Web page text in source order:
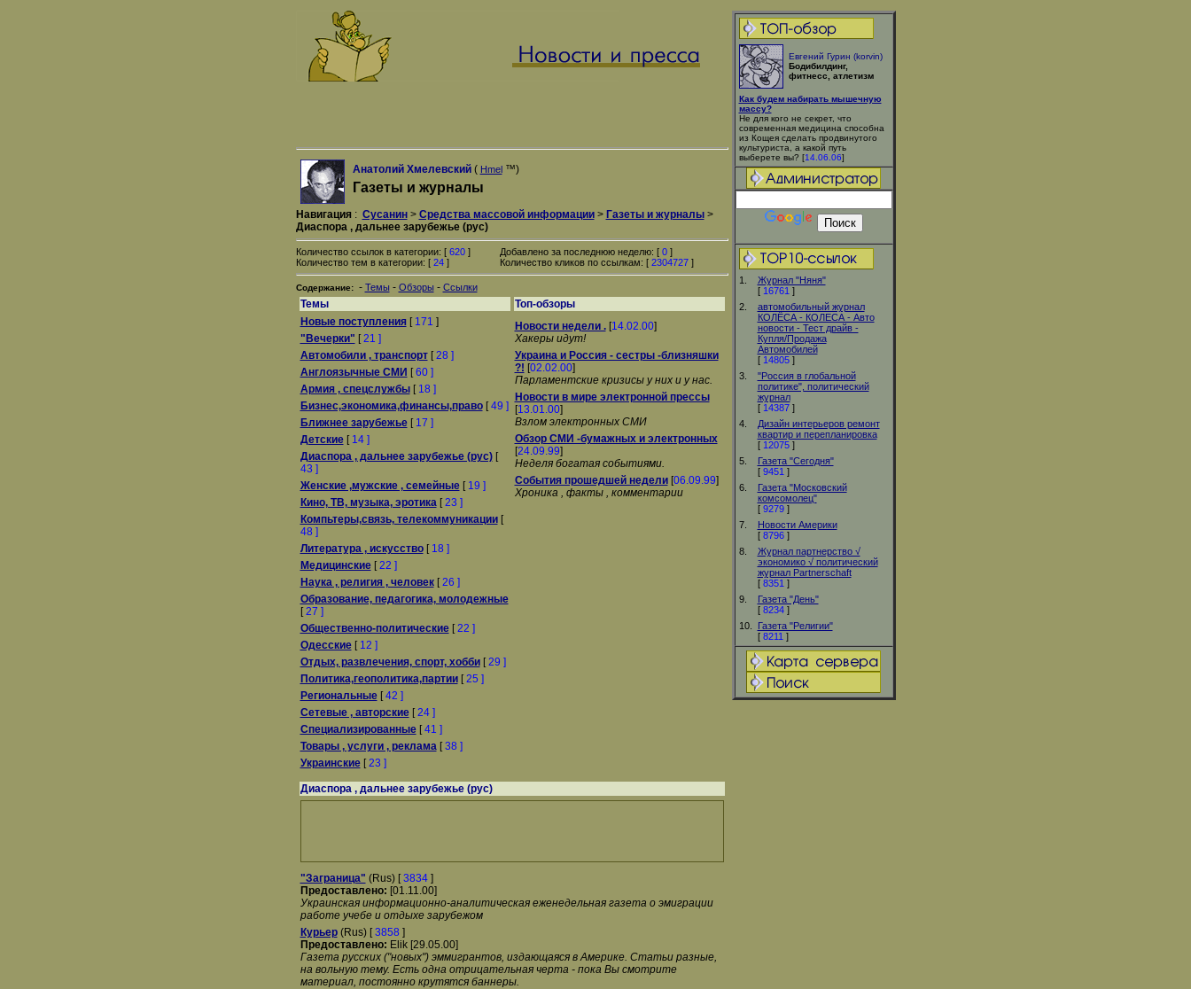
Евгений Гурин (korvin)
Бодибилдинг,
фитнесс, атлетизм
Как будем набирать мышечную
массу?
Не для кого не секрет, что
современная медицина способна
из Кощея сделать продвинутого
культуриста, а какой путь
выберете вы? [14.06.06]
1.
Журнал "Няня"
[ 16761 ]
2.
автомобильный журнал
КОЛЁСА - КОЛЕСА - Авто
новости - Тест драйв -
Купля/Продажа
Автомобилей
[ 14805]
3.
"Россия в глобальной
политике", политический
журнал
[ 14387]
4.
Дизайн интерьеров ремонт
квартир и перепланировка
[ 12075]
5.
Газета "Сегодня"
[ 9451 ]
6.
Газета "Московский
комсомолец"
[ 9279]
7.
Новости Америки
[ 8796]
8.
Журнал партнерство √
экономико √ политический
журнал Partnerschaft
[ 8351 ]
9.
Газета "День"
[ 8234]
10.
Газета "Религии"
[ 8211 ]
Анатолий Хмелевский( Hmel™)
Газеты и журналы
Навигация: Сусанин> Средства массовой информации> Газеты и журналы>
Диаспора , дальнее зарубежье (рус)
Количество ссылок в категории: [ 620]
Количество тем в категории: [ 24]
Добавлено за последнюю неделю: [ 0]
Количество кликов по ссылкам: [ 2304727]
Содержание: - Темы - Обзоры - Ссылки
Темы
Топ-обзоры
Новые поступления[ 171 ]
"Вечерки" [21 ]
Автомобили , транспорт[28 ]
Англоязычные СМИ [60 ]
Армия , спецслужбы[ 18 ]
Бизнес,экономика,финансы,право[49 ]
Ближнее зарубежье[ 17 ]
Детские[ 14 ]
Диаспора , дальнее зарубежье (рус)[
43 ]
Женские ,мужские , семейные[ 19 ]
Кино, ТВ, музыка, эротика[23 ]
Компьтеры,связь, телекоммуникации[
48 ]
Литература , искусство[ 18 ]
Медицинские[22 ]
Наука , религия , человек[26 ]
Образование, педагогика, молодежные
[27 ]
Общественно-политические[22 ]
Одесские[ 12 ]
Отдых, развлечения, спорт, хобби[29 ]
Политика,геополитика,партии[25 ]
Региональные[42 ]
Сетевые , авторские[24 ]
Специализированные[41 ]
Товары , услуги , реклама[38 ]
Украинские[23 ]
Новости недели .[14.02.00]
Хакеры идут!
Украина и Россия - сестры -близняшки
?! [02.02.00]
Парламентские кризисы у них и у нас.
Новости в мире электронной прессы
[13.01.00]
Взлом электронных СМИ
Обзор СМИ -бумажных и электронных
[24.09.99]
Неделя богатая событиями.
События прошедшей недели[06.09.99]
Хроника , факты , комментарии
Диаспора , дальнее зарубежье (рус)
"Заграница" (Rus) [3834]
Предоставлено: [01.11.00]
Украинская информационно-аналитическая еженедельная газета о эмиграции
работе учебе и отдыхе зарубежом
Курьер(Rus) [3858 ]
Предоставлено: Elik [29.05.00]
Газета русских ("новых") эммигрантов, издающаяся в Америке. Статьи разные,
на вольную тему. Есть одна отрицательная черта - пока Вы смотрите
материал, постоянно крутятся баннеры.